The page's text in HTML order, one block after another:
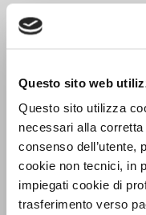
Questo sito web
Questo sito utilizza
necessari alla
consenso dell’utente,
cookie non tecnici, in
impiegati cookie di
trasferimento verso